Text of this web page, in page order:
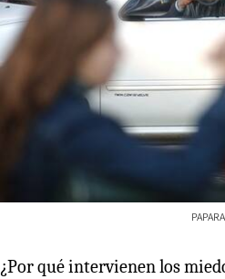
¿Por qué intervienen los